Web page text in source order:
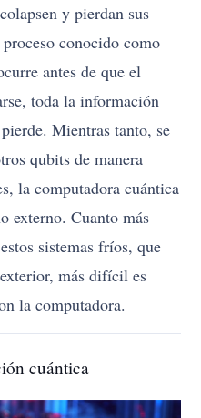
y pierdan sus
conocido como
antes de que el
toda la información
Mientras tanto, se
qubits de manera
la computadora cuántica
externo. Cuanto más
sistemas fríos, que
más difícil es
la computadora.
cuántica